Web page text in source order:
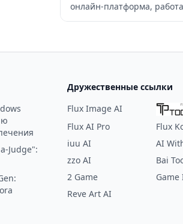
онлайн-платформа,
основе искусственного
инструментов для
редактировать
Judge":
Дружественные ссылки
Flux Image AI
Flux AI Pro
Flux
iuu AI
AI
zzo AI
Bai
2 Game
Game
Reve Art AI